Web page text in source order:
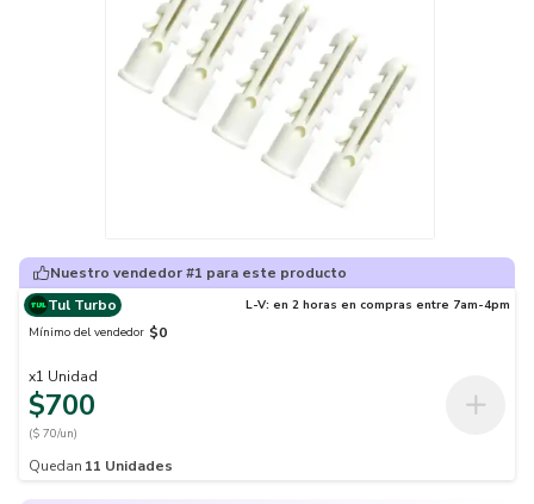
Nuestro vendedor #1 para este producto
Tul Turbo
L-V: en 2 horas en compras entre 7am-4pm
Mínimo del vendedor $0
x1 Unidad
$700
($ 70/un)
Quedan 11 Unidades